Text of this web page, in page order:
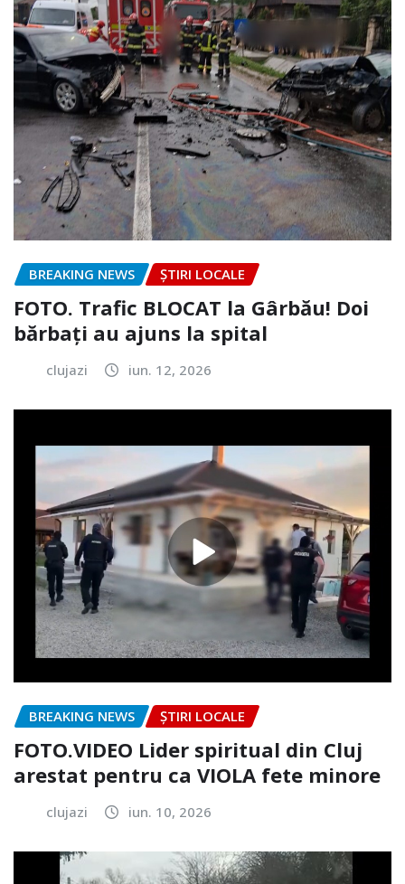
BREAKING NEWS ȘTIRI LOCALE
FOTO. Trafic BLOCAT la Gârbău! Doi
bărbați au ajuns la spital
clujazi iun. 12, 2026
BREAKING NEWS ȘTIRI LOCALE
FOTO.VIDEO Lider spiritual din Cluj
arestat pentru ca VIOLA fete minore
clujazi iun. 10, 2026